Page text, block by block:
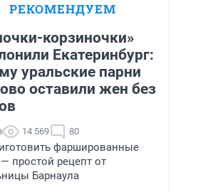
РЕКОМЕНДУЕМ
корзиночки»
Екатеринбург:
уральские парни
оставили жен без
14 569 80
фаршированные
простой рецепт от
Барнаула